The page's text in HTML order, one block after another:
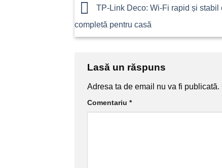
TP-Link Deco: Wi-Fi rapid și stabil
completă pentru casă
Lasă un răspuns
Adresa ta de email nu va fi publicată.
Comentariu *